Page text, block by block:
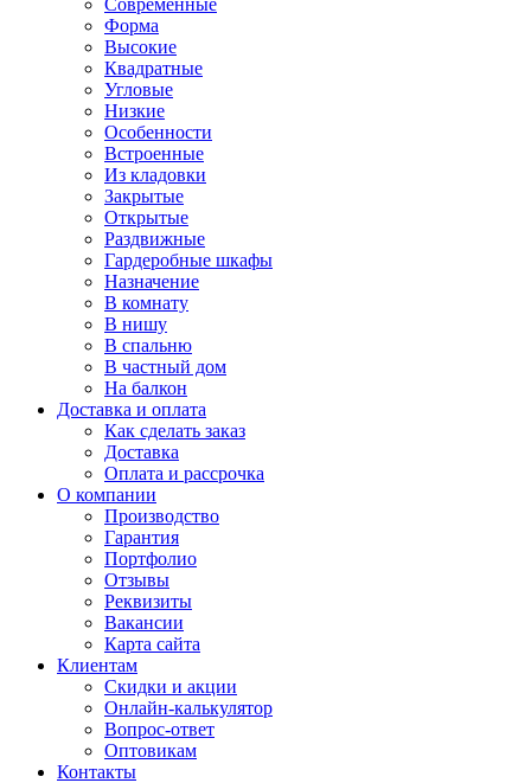
Современные
Форма
Высокие
Квадратные
Угловые
Низкие
Особенности
Встроенные
Из кладовки
Закрытые
Открытые
Раздвижные
Гардеробные шкафы
Назначение
В комнату
В нишу
В спальню
В частный дом
На балкон
Доставка и оплата
Как сделать заказ
Доставка
Оплата и рассрочка
О компании
Производство
Гарантия
Портфолио
Отзывы
Реквизиты
Вакансии
Карта сайта
Клиентам
Скидки и акции
Онлайн-калькулятор
Вопрос-ответ
Оптовикам
Контакты